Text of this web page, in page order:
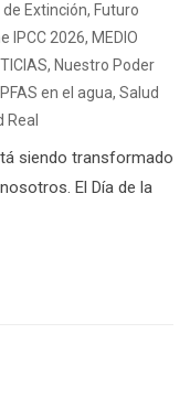
Extinción, Futuro
IPCC 2026, MEDIO
, Nuestro Poder
PFAS en el agua, Salud
siendo transformado
El Día de la